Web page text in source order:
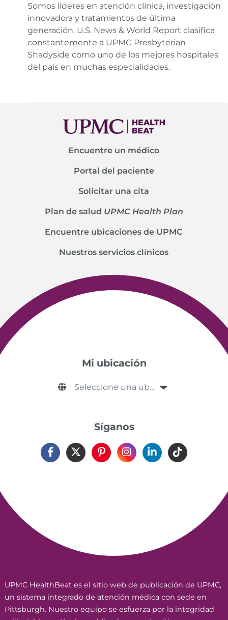
Somos líderes en atención clínica, investigación
innovadora y tratamientos de última
generación. U.S. News & World Report clasifica
constantemente a UPMC Presbyterian
Shadyside como uno de los mejores hospitales
del país en muchas especialidades.
Encuentre un médico
Portal del paciente
Solicitar una cita
Plan de salud UPMC Health Plan
Encuentre ubicaciones de UPMC
Nuestros servicios clínicos
Mi ubicación
Síganos
UPMC HealthBeat es el sitio web de publicación de UPMC,
un sistema integrado de atención médica con sede en
Pittsburgh. Nuestro equipo se esfuerza por la integridad